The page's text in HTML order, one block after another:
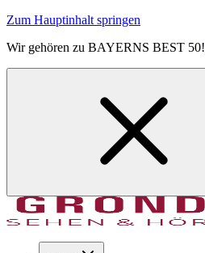
Zum Hauptinhalt springen
Wir gehören zu BAYERNS BEST 50!